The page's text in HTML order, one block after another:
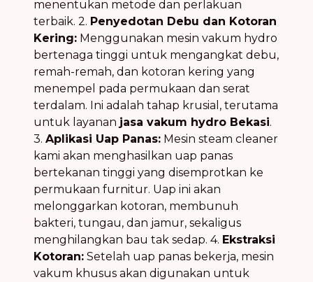
menentukan metode dan perlakuan
terbaik. 2. Penyedotan Debu dan Kotoran
Kering: Menggunakan mesin vakum hydro
bertenaga tinggi untuk mengangkat debu,
remah-remah, dan kotoran kering yang
menempel pada permukaan dan serat
terdalam. Ini adalah tahap krusial, terutama
untuk layanan jasa vakum hydro Bekasi.
3. Aplikasi Uap Panas: Mesin steam cleaner
kami akan menghasilkan uap panas
bertekanan tinggi yang disemprotkan ke
permukaan furnitur. Uap ini akan
melonggarkan kotoran, membunuh
bakteri, tungau, dan jamur, sekaligus
menghilangkan bau tak sedap. 4. Ekstraksi
Kotoran: Setelah uap panas bekerja, mesin
vakum khusus akan digunakan untuk